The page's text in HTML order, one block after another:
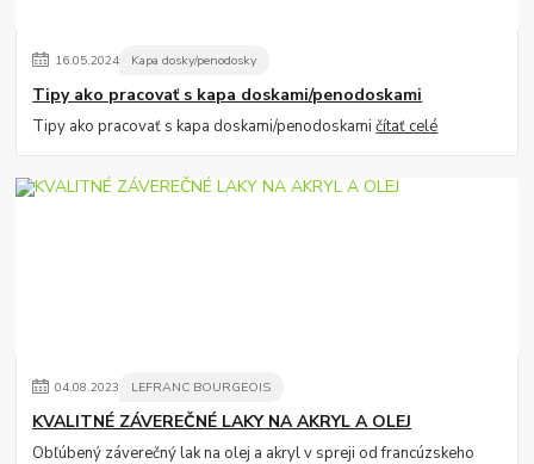
16.05.2024 Kapa dosky/penodosky
Tipy ako pracovať s kapa doskami/penodoskami
Tipy ako pracovať s kapa doskami/penodoskamičítať celé
04.08.2023 LEFRANC BOURGEOIS
KVALITNÉ ZÁVEREČNÉ LAKY NA AKRYL A OLEJ
Obľúbený záverečný lak na olej a akryl v spreji od francúzskeho